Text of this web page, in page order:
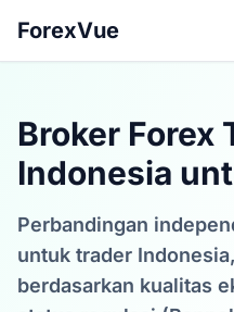
ForexVue
Broker Forex
Indonesia
Perbandingan
untuk trader
berdasarkan kualitas